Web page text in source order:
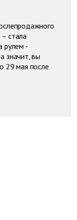
стала
рулем -
значит, вы
29 мая после